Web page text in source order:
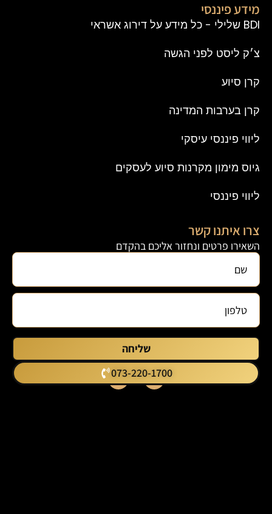
מידע פיננסי
BDI שלילי - כל מידע על דירוג אשראי
צ׳ק ליסט לפני הגשה
קרן סיוע
קרן בערבות המדינה
ליווי פיננסי עיסקי
גיוס מימון מקרנות סיוע לעסקים
ליווי פיננסי
צרו איתנו קשר
השאירו פרטים ונחזור אליכם בהקדם
שליחה
073-220-1700